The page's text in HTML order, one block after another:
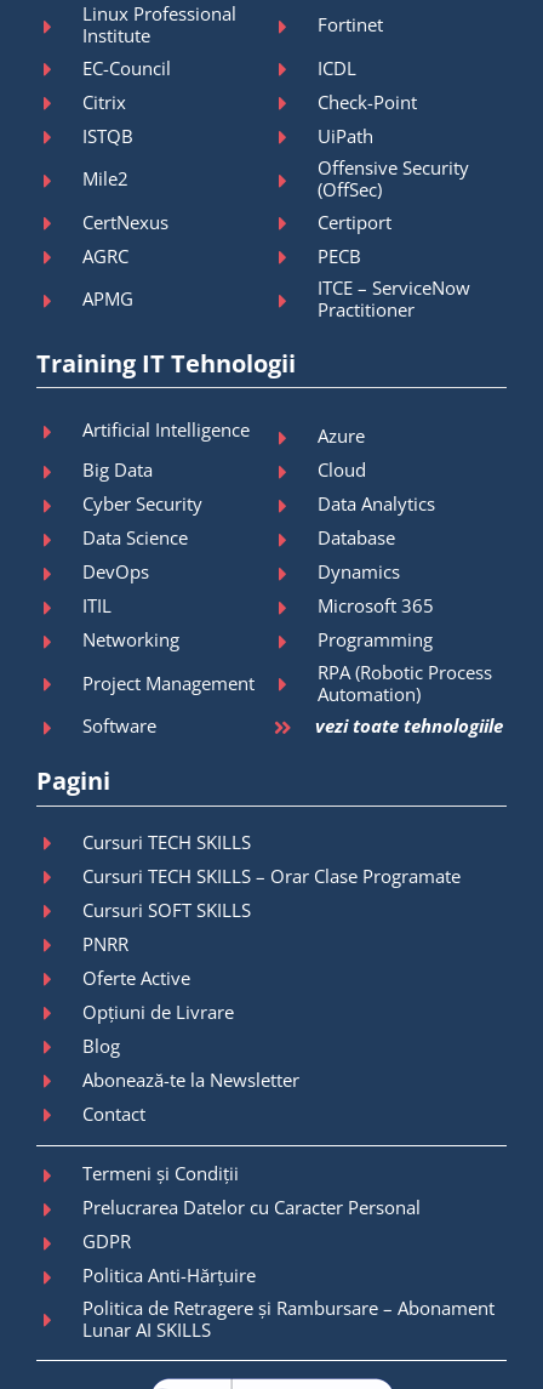
Linux Professional
Institute
Fortinet
EC-Council
ICDL
Citrix
Check-Point
ISTQB
UiPath
Mile2
Offensive Security
(OffSec)
CertNexus
Certiport
AGRC
PECB
APMG
ITCE – ServiceNow
Practitioner
Training IT Tehnologii
Artificial Intelligence
Azure
Big Data
Cloud
Cyber Security
Data Analytics
Data Science
Database
DevOps
Dynamics
ITIL
Microsoft 365
Networking
Programming
Project Management
RPA (Robotic Process
Automation)
Software
vezi toate tehnologiile
Pagini
Cursuri TECH SKILLS
Cursuri TECH SKILLS – Orar Clase Programate
Cursuri SOFT SKILLS
PNRR
Oferte Active
Opțiuni de Livrare
Blog
Abonează-te la Newsletter
Contact
Termeni și Condiții
Prelucrarea Datelor cu Caracter Personal
GDPR
Politica Anti-Hărțuire
Politica de Retragere și Rambursare – Abonament
Lunar AI SKILLS